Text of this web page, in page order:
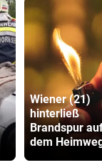
Wiener (21)
hinterließ
Brandspur
dem